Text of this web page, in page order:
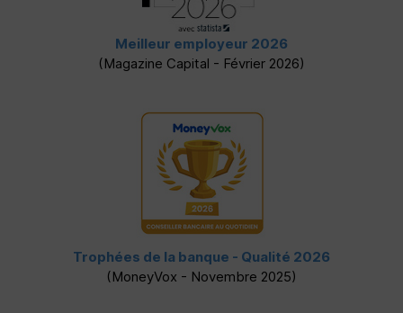
Meilleur employeur 2026
(Magazine Capital - Février 2026)
Trophées de la banque - Qualité 2026
(MoneyVox - Novembre 2025)